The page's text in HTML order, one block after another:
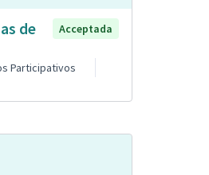
de
Acceptada
Participativos